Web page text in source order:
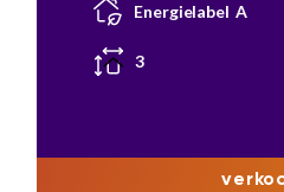
Energielabel A
3